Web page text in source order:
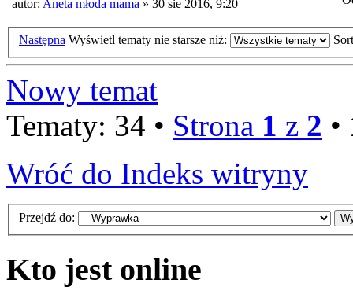
autor: Aneta młoda mama » 30 sie 2016, 9:20
Następna Wyświetl tematy nie starsze niż:
Nowy temat
Tematy: 34 • Strona 1 z 2 •
Wróć do Indeks witryny
Przejdź do:
Kto jest online